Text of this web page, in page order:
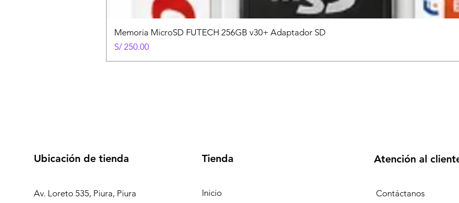
Memoria MicroSD FUTECH 256GB v30+ Adaptador SD
Precio
S/ 250.00
Ubicación de tienda
Av. Loreto 535, Piura, Piura
Tienda
Inicio
Atención al
Contáctanos